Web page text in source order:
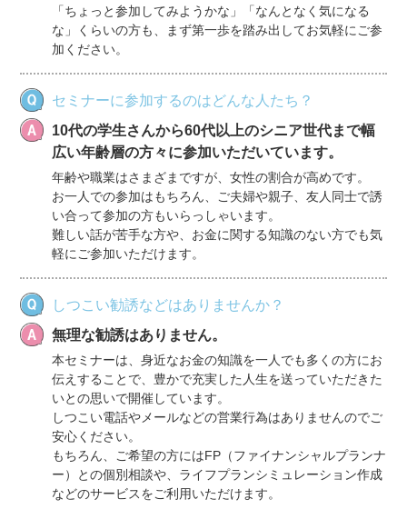
「ちょっと参加してみようかな」「なんとなく気になる
な」くらいの方も、まず第一歩を踏み出してお気軽にご参
加ください。
セミナーに参加するのはどんな人たち？
10代の学生さんから60代以上のシニア世代まで幅
広い年齢層の方々に参加いただいています。
年齢や職業はさまざまですが、女性の割合が高めです。
お一人での参加はもちろん、ご夫婦や親子、友人同士で誘
い合って参加の方もいらっしゃいます。
難しい話が苦手な方や、お金に関する知識のない方でも気
軽にご参加いただけます。
しつこい勧誘などはありませんか？
無理な勧誘はありません。
本セミナーは、身近なお金の知識を一人でも多くの方にお
伝えすることで、豊かで充実した人生を送っていただきた
いとの思いで開催しています。
しつこい電話やメールなどの営業行為はありませんのでご
安心ください。
もちろん、ご希望の方にはFP（ファイナンシャルプランナ
ー）との個別相談や、ライフプランシミュレーション作成
などのサービスをご利用いただけます。